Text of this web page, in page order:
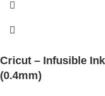
Cricut – Infusible
(0.4mm)